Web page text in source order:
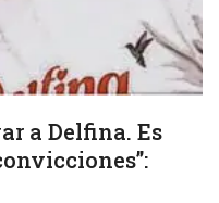
a Delfina. Es